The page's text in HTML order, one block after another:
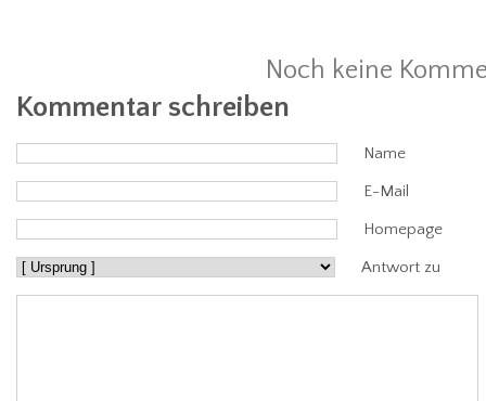
Noch keine
Kommentar schreiben
Name
E-Mail
Homepage
Antwort zu